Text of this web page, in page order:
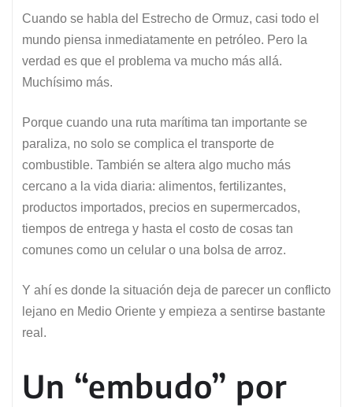
Cuando se habla del Estrecho de Ormuz, casi todo el
mundo piensa inmediatamente en petróleo. Pero la
verdad es que el problema va mucho más allá.
Muchísimo más.
Porque cuando una ruta marítima tan importante se
paraliza, no solo se complica el transporte de
combustible. También se altera algo mucho más
cercano a la vida diaria: alimentos, fertilizantes,
productos importados, precios en supermercados,
tiempos de entrega y hasta el costo de cosas tan
comunes como un celular o una bolsa de arroz.
Y ahí es donde la situación deja de parecer un conflicto
lejano en Medio Oriente y empieza a sentirse bastante
real.
Un “embudo” por